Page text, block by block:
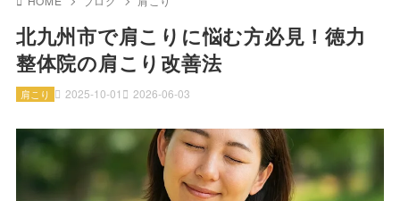
北九州市で肩こりに悩む方必見！徳力
整体院の肩こり改善法
2025-10-01 2026-06-03
肩こり